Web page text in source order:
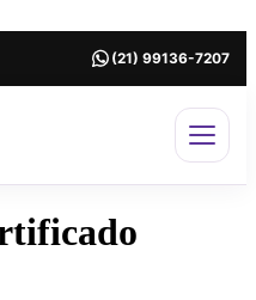
(21) 99136-7207